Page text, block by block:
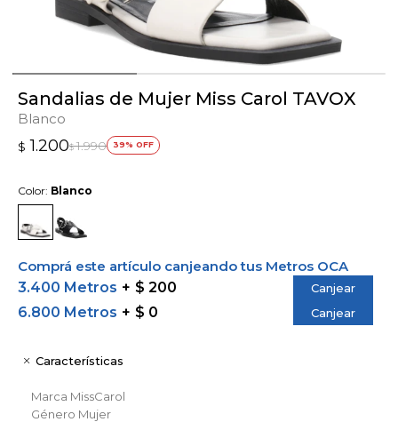
Sandalias de Mujer Miss Carol TAVOX
Blanco
$ 1.200$ 1.990 39
Color: Blanco
Comprá este artículo canjeando tus Metros OCA
3.400 Metros
$ 200 Canjear
6.800 Metros $ 0 Canjear
Características
Marca MissCarol
Género Mujer